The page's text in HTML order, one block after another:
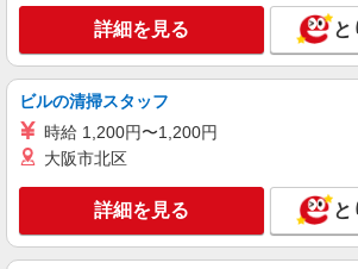
時給1,200円〜
エネオス 草加バイパス
松原4-1-35
キープ
アルバイト パート
加藤石油株式会社 出光アポロステーション
ガソリンスタンドスタッフ
時給1,200円〜 高校生
詳細を見る と
ビルの清掃スタッフ
時給 1,200円〜1,200円
大阪市北区
詳細を見る と